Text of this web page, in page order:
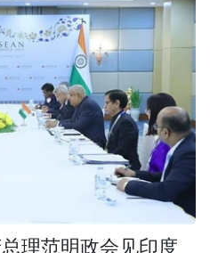
理范明政会见印度